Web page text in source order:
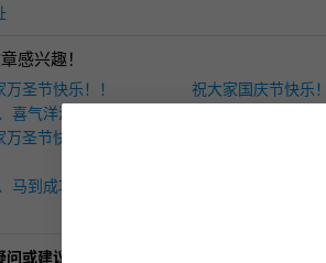
感兴趣！
圣节快乐！！
祝大家国庆节快乐！
喜气洋洋！
圣节快乐！！
马到成功！
或建议，欢迎发送邮件至